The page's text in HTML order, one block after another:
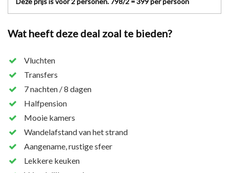
Wat heeft deze deal zoal te bieden?
Vluchten
Transfers
7 nachten / 8 dagen
Halfpension
Mooie kamers
Wandelafstand van het strand
Aangename, rustige sfeer
Lekkere keuken